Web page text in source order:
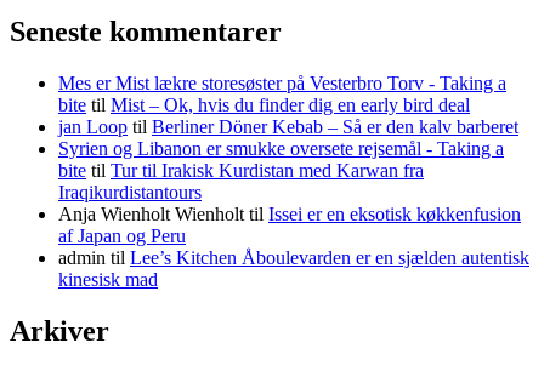
Seneste kommentarer
Mes er Mist lækre storesøster på Vesterbro Torv - Taking a
bite til Mist – Ok, hvis du finder dig en early bird deal
jan Loop til Berliner Döner Kebab – Så er den kalv barberet
Syrien og Libanon er smukke oversete rejsemål - Taking a
bite til Tur til Irakisk Kurdistan med Karwan fra
Iraqikurdistantours
Anja Wienholt Wienholt til Issei er en eksotisk køkkenfusion
af Japan og Peru
admin til Lee’s Kitchen Åboulevarden er en sjælden autentisk
kinesisk mad
Arkiver